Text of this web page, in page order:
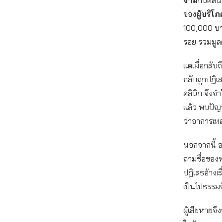
ของผู้บริโภ
100,000 บ
รอย รวมมู
แต่เมื่อกลับ
กลับถูกปฏิเ
คลินิก จึงจำ
แล้ว พบปัญ
ว่าอาการเ
นอกจากนี้ อ
ถามชื่อของ
ปฏิเสธอ้าง
เป็นไปธรร
ผู้เสียหายจึ